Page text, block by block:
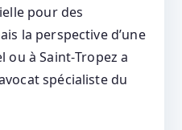
pour des
la perspective d’une
à Saint‑Tropez a
spécialiste du